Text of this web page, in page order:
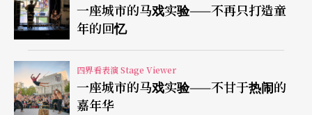
开场时，巫兰登一个人在舞台上，跟观众眼光同
向，听著他母亲的独语。所有故事从此开始，母亲
叙述的家族故事从北非开始，父亲从阿尔及利亚到
法国到越南、又回到法国，战争、残酷、死亡是什
一座城市的马戏实验——不再只打造童
年的回忆
四界看表演 Stage Viewer
一座城市的马戏实验——不甘于热闹的
嘉年华